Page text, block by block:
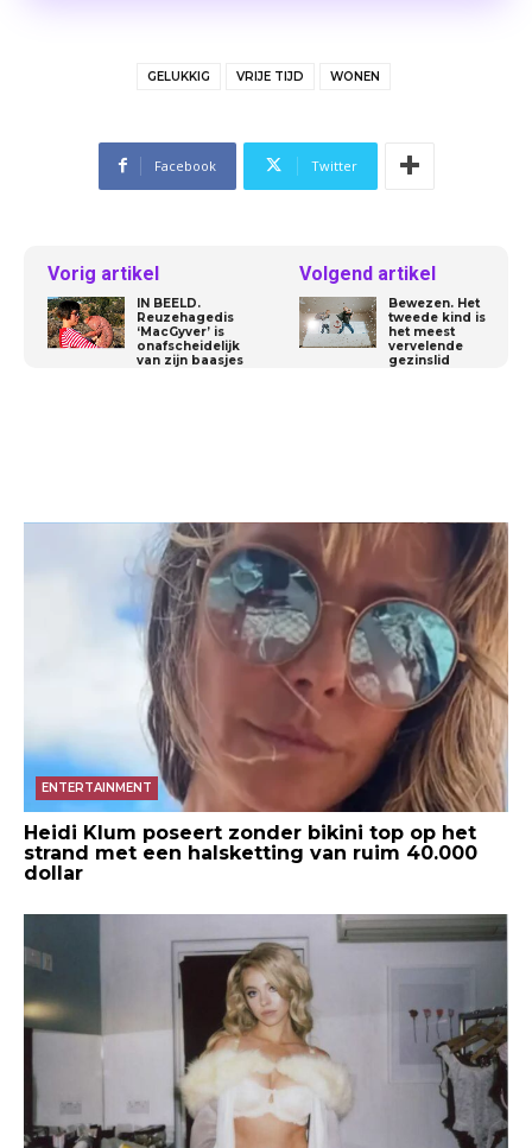
GELUKKIG VRIJE TIJD WONEN
Facebook Twitter
Vorig artikel
IN BEELD.
Reuzehagedis
‘MacGyver’ is
onafscheidelijk
van zijn baasjes
Volgend artikel
Bewezen. Het
tweede kind is
het meest
vervelende
gezinslid
ENTERTAINMENT
Heidi Klum poseert zonder bikini top op het
strand met een halsketting van ruim 40.000
dollar